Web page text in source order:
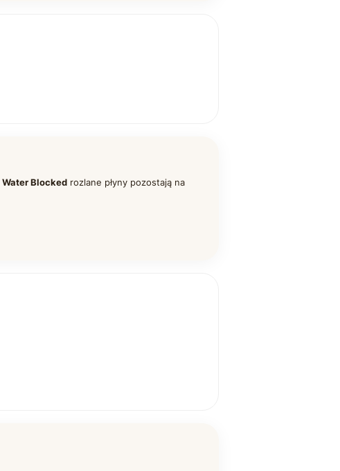
Water Blockedrozlane płyny pozostają na